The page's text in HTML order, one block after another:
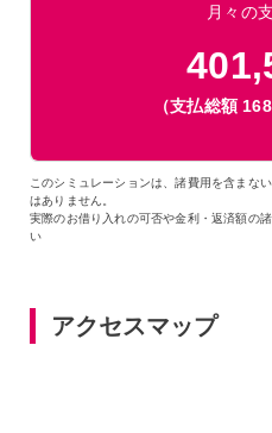
月々の
（支払総額
このシミュレーションは、諸費用を含まな
はありません。
実際のお借り入れの可否や金利・返済額の
い
アクセスマップ